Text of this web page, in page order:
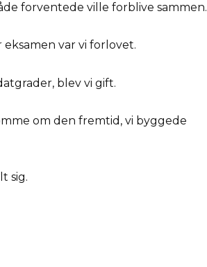
forventede ville forblive sammen.
var vi forlovet.
blev vi gift.
om den fremtid, vi byggede
sig.